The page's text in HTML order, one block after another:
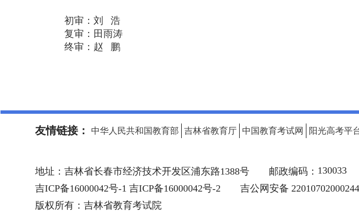
初审：刘 浩
复审：田雨涛
终审：赵 鹏
友情链接： 中华人民共和国教育部 吉林省教育厅 中国教育考试网 阳光高考平
地址： 吉林省长春市经济技术开发区浦东路1388号 邮政编码： 130033
吉ICP备16000042号-1 吉ICP备16000042号-2
吉公网安备
版权所有： 吉林省教育考试院